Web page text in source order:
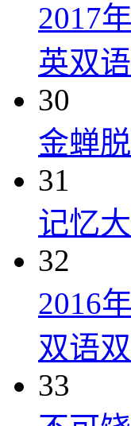
2017
英双
30
金蝉
31
记忆
32
2016
双语
33